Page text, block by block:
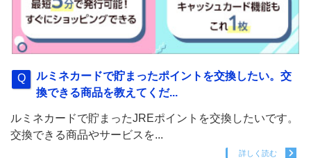
ルミネカードで貯まったポイントを交換したい。交
換できる商品を教えてくだ...
ルミネカードで貯まったJREポイントを交換したいです。
交換できる商品やサービスを...
詳しく読む